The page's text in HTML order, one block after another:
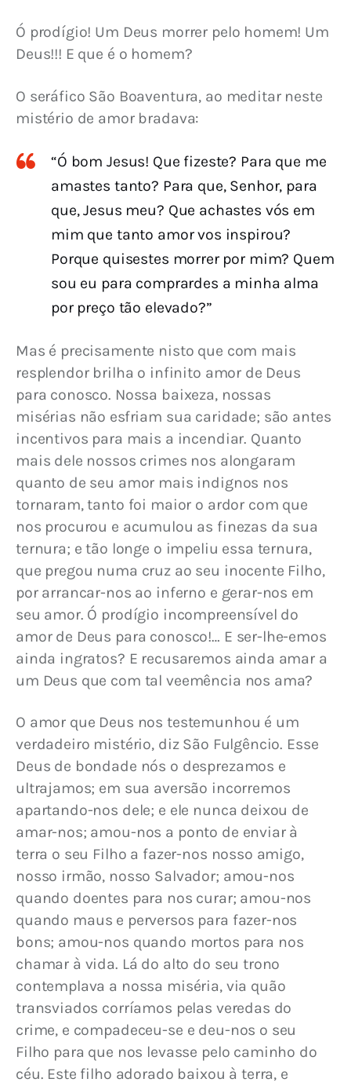
Ó prodígio! Um Deus morrer pelo homem! Um
Deus!!! E que é o homem?
O seráfico São Boaventura, ao meditar neste
mistério de amor bradava:
“Ó bom Jesus! Que fizeste? Para que me
amastes tanto? Para que, Senhor, para
que, Jesus meu? Que achastes vós em
mim que tanto amor vos inspirou?
Porque quisestes morrer por mim? Quem
sou eu para comprardes a minha alma
por preço tão elevado?”
Mas é precisamente nisto que com mais
resplendor brilha o infinito amor de Deus
para conosco. Nossa baixeza, nossas
misérias não esfriam sua caridade; são antes
incentivos para mais a incendiar. Quanto
mais dele nossos crimes nos alongaram
quanto de seu amor mais indignos nos
tornaram, tanto foi maior o ardor com que
nos procurou e acumulou as finezas da sua
ternura; e tão longe o impeliu essa ternura,
que pregou numa cruz ao seu inocente Filho,
por arrancar-nos ao inferno e gerar-nos em
seu amor. Ó prodígio incompreensível do
amor de Deus para conosco!… E ser-lhe-emos
ainda ingratos? E recusaremos ainda amar a
um Deus que com tal veemência nos ama?
O amor que Deus nos testemunhou é um
verdadeiro mistério, diz São Fulgêncio. Esse
Deus de bondade nós o desprezamos e
ultrajamos; em sua aversão incorremos
apartando-nos dele; e ele nunca deixou de
amar-nos; amou-nos a ponto de enviar à
terra o seu Filho a fazer-nos nosso amigo,
nosso irmão, nosso Salvador; amou-nos
quando doentes para nos curar; amou-nos
quando maus e perversos para fazer-nos
bons; amou-nos quando mortos para nos
chamar à vida. Lá do alto do seu trono
contemplava a nossa miséria, via quão
transviados corríamos pelas veredas do
crime, e compadeceu-se e deu-nos o seu
Filho para que nos levasse pelo caminho do
céu. Este filho adorado baixou à terra, e